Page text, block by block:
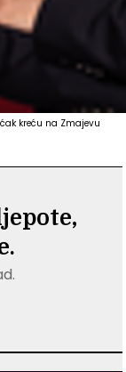
kreću na Zmajevu